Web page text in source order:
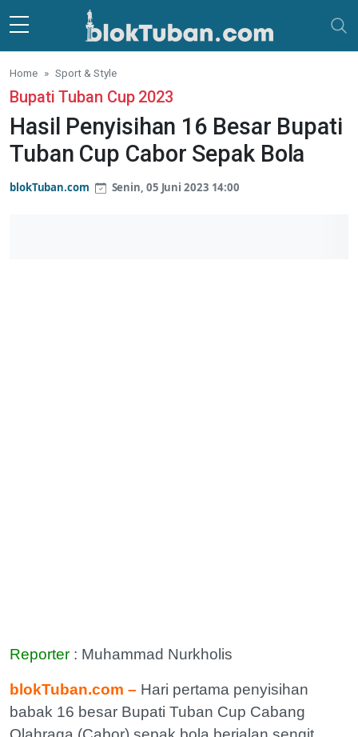
Skip to main content
Home Sport & Style
Bupati Tuban Cup 2023
Hasil Penyisihan 16 Besar Bupati
Tuban Cup Cabor Sepak Bola
blokTuban.com Senin, 05 Juni 2023 14:00
Reporter : Muhammad Nurkholis
blokTuban.com – Hari pertama penyisihan
babak 16 besar Bupati Tuban Cup Cabang